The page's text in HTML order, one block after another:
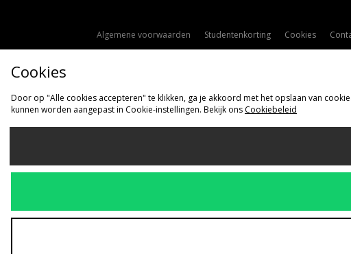
Algemene voorwaarden Studentenkorting Cookies
Verzenden
Cookies
Door op "Alle cookies accepteren" te klikken, ga je akkoord met het opslaan van
kunnen worden aangepast in Cookie-instellingen. Bekijk ons Cookiebeleid